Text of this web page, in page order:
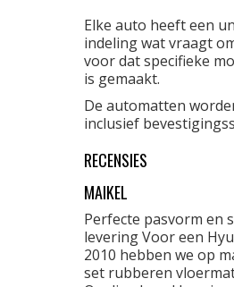
Elke auto heeft een
indeling wat vraagt
voor dat specifieke
is gemaakt.
De automatten
inclusief
RECENSIES
MAIKEL
Perfecte pasvorm en
levering Voor een
2010 hebben we op
set rubberen